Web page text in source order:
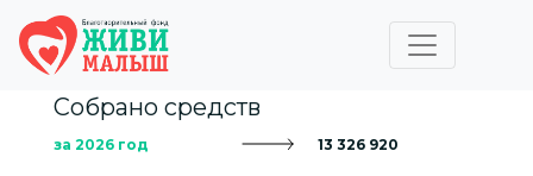
Собрано средств
за 2026 год 13 326 920